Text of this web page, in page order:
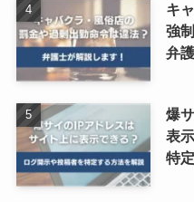
キ
強
弁
爆
表
特